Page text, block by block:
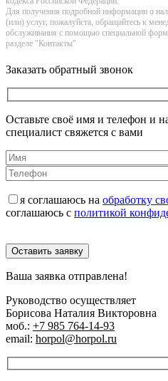
Для получения подробной информации о
(или) услуг, пожалуйста, обращайтесь к
обслуживания с помощью специальной
разделе "Контакты"
Заказать обратный звонок
Оставьте своё имя и телефон и
специалист свяжется с вами
я соглашаюсь на обработку
соглашаюсь с политикой
Оставить заявку
Ваша заявка отправлена!
Руководство осуществляет
Борисова Наталия Викторовна
моб.: +7 985 764-14-93
email: horpol@horpol.ru